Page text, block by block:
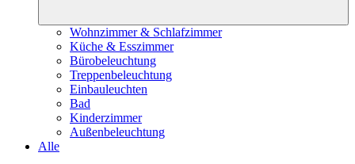
Wohnzimmer & Schlafzimmer
Küche & Esszimmer
Bürobeleuchtung
Treppenbeleuchtung
Einbauleuchten
Bad
Kinderzimmer
Außenbeleuchtung
Alle